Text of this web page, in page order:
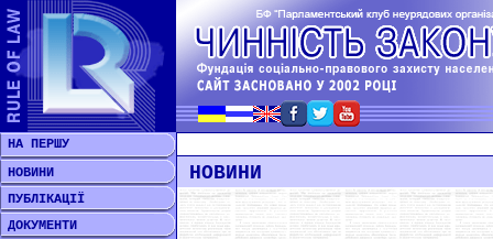
НА ПЕРШУ
НОВИНИ
ПУБЛІКАЦІЇ
ДОКУМЕНТИ
НОВИНИ